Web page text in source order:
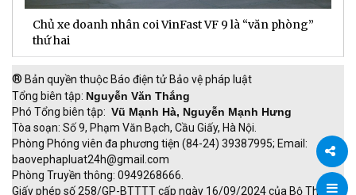
Chia
Chủ xe doanh nhân coi VinFast VF 9 là “văn phòng”
thứ hai
® Bản quyền thuộc Báo điện tử Bảo vệ pháp luật
Tổng biên tập: Nguyễn Văn Thắng
Phó Tổng biên tập: Vũ Mạnh Hà, Nguyễn Mạnh Hưng
Tòa soạn: Số 9, Phạm Văn Bạch, Cầu Giấy, Hà Nội.
Phòng Phóng viên đa phương tiện (84-24) 39387995; Email:
baovephapluat24h@gmail.com
Phòng Truyền thông: 0949268666.
Giấy phép số 258/GP-BTTTT cấp ngày 16/09/2024 của Bộ Thông